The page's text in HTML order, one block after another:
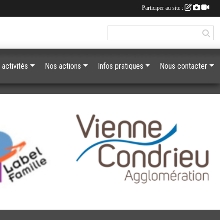
activités Nos actions Infos pratiques Nous contacter
Participer au site :